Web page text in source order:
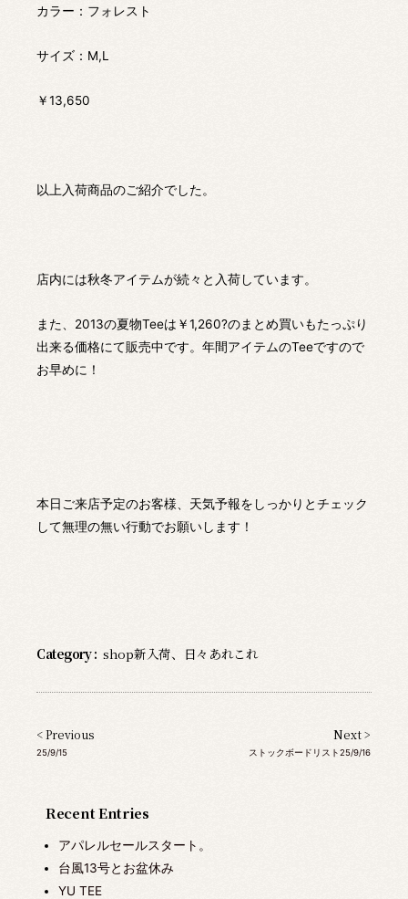
Recent Entries
アパレルセールスタート。
台風13号とお盆休み
YU TEE
カラー：フォレスト
サイズ：M,L
￥13,650
以上入荷商品のご紹介でした。
店内には秋冬アイテムが続々と入荷しています。
また、2013の夏物Teeは￥1,260?のまとめ買いもたっぷり
出来る価格にて販売中です。年間アイテムのTeeですので
お早めに！
本日ご来店予定のお客様、天気予報をしっかりとチェック
して無理の無い行動でお願いします！
Category : shop新入荷、 日々あれこれ
< Previous
25/9/15
Next >
ストックボードリスト25/9/16